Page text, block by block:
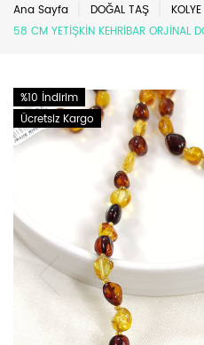
Ana Sayfa DOĞAL TAŞ
KOLYE
58 CM YETİŞKİN KEHRİBAR ORJİNAL
%10 İndirim
Ücretsiz Kargo